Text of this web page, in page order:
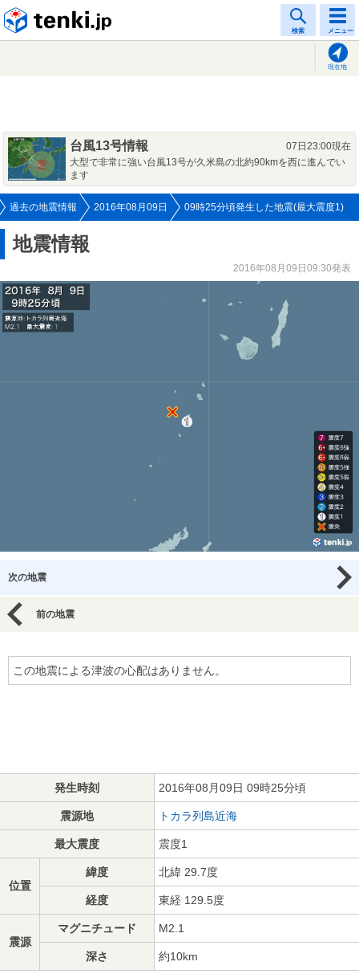
検索 メニュー
現在地
台風13号情報
07日23:00現在
大型で非常に強い台風13号が久米島の北約90kmを西に進んでい
ます
過去の地震情報 2016年08月09日 09時25分頃発生した地震(最大震度1)
地震情報
2016年08月09日09:30発表
次の地震
前の地震
この地震による津波の心配はありません。
発生時刻 2016年08月09日 09時25分頃
震源地 トカラ列島近海
最大震度 震度1
位置
緯度 北緯 29.7度
経度 東経 129.5度
震源
マグニチュード M2.1
深さ 約10km